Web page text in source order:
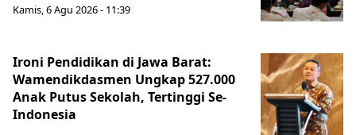
Kamis, 6 Agu 2026 - 11:39
Ironi Pendidikan di Jawa Barat:
Wamendikdasmen Ungkap 527.000
Anak Putus Sekolah, Tertinggi Se-
Indonesia